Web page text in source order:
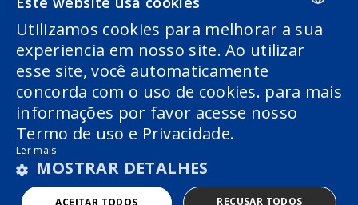
COPYRIGHT 2026 © AWARE GESTÃO DE RECURSOS
LTDA - POWERED BYMZ
PORTUGUESE
ENGLISH
Utilizamos cookies para melhorar a sua
experiencia em nosso site. Ao utilizar
esse site, você automaticamente
concorda com o uso de cookies. para mais
informações por favor acesse nosso
Termo de uso e Privacidade.
Ler mais
MOSTRAR DETALHES
ACEITAR TODOS RECUSAR TODOS